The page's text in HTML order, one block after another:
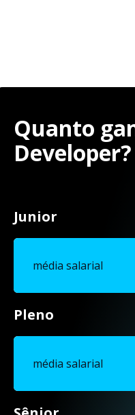
Quanto
Developer?
Junior
média salarial
Pleno
média salarial